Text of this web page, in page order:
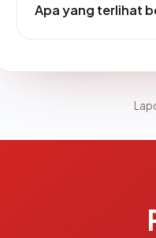
Apa yang terlihat